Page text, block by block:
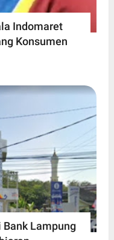
Indomaret
Konsumen
Bank Lampung